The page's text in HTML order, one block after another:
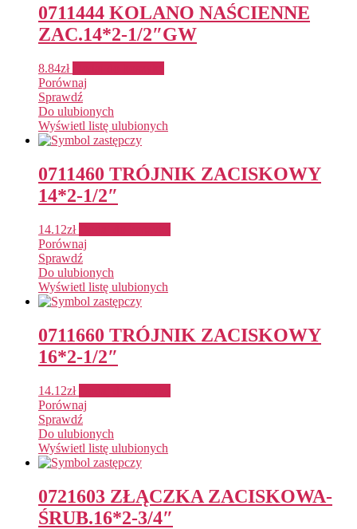
0711444 KOLANO NAŚCIENNE
ZAC.14*2-1/2″GW
8.84zł
Porównaj
Sprawdź
Do ulubionych
Wyświetl listę ulubionych
0711460 TRÓJNIK ZACISKOWY
14*2-1/2″
14.12zł
Porównaj
Sprawdź
Do ulubionych
Wyświetl listę ulubionych
0711660 TRÓJNIK ZACISKOWY
16*2-1/2″
14.12zł
Porównaj
Sprawdź
Do ulubionych
Wyświetl listę ulubionych
0721603 ZŁĄCZKA ZACISKOWA-
ŚRUB.16*2-3/4″